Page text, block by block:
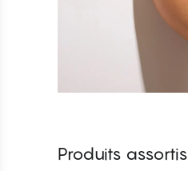
Produits assortis